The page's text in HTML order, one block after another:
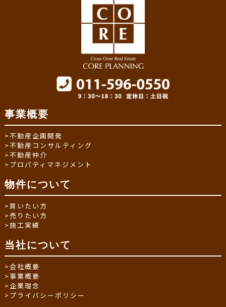
事業概要
>不動産企画開発
>不動産コンサルティング
>不動産仲介
> プロパティマネジメント
物件について
> 買いたい方
>売りたい方
>施工実績
当社について
>会社概要
>事業概要
> 企業理念
> プライバシーポリシー